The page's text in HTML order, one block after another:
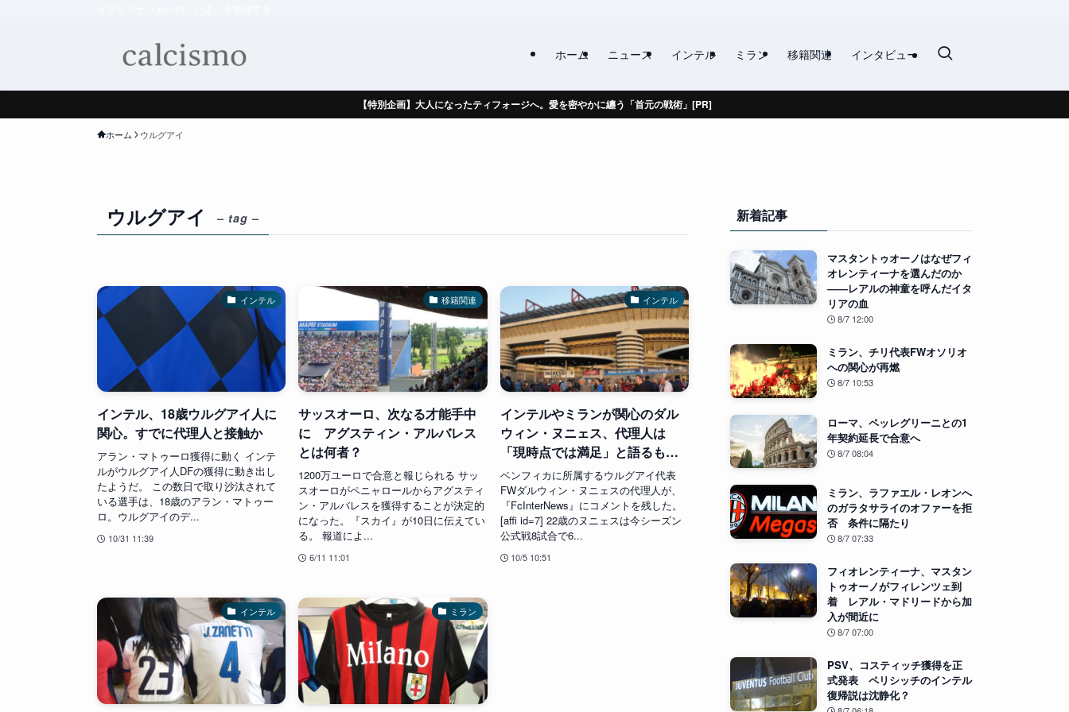
ホーム ニュース インテル ミラン 移籍関連 インタビュー
【特別企画】大人になったティフォージへ。愛を密やかに纏う「首元の戦術」[PR]
ホーム ウルグアイ
ウルグアイ – tag –
インテル
インテル、18歳ウルグアイ人に
関心。すでに代理人と接触か
アラン・マトゥーロ獲得に動く インテ
ルがウルグアイ人DFの獲得に動き出し
たようだ。 この数日で取り沙汰されて
いる選手は、18歳のアラン・マトゥー
ロ。ウルグアイのデ...
10/31 11:39
移籍関連
サッスオーロ、次なる才能手中
に アグスティン・アルバレス
とは何者？
1200万ユーロで合意と報じられる サッ
スオーロがペニャロールからアグスティ
ン・アルバレスを獲得することが決定的
になった。『スカイ』が10日に伝えてい
る。 報道によ...
6/11 11:01
インテル
インテルやミランが関心のダル
ウィン・ヌニェス、代理人は
「現時点では満足」と語るも…
ベンフィカに所属するウルグアイ代表
FWダルウィン・ヌニェスの代理人が、
『FcInterNews』にコメントを残した。
[affi id=7] 22歳のヌニェスは今シーズン
公式戦8試合で6...
10/5 10:51
インテル ミラン
新着記事
マスタントゥオーノはなぜフィ
オレンティーナを選んだのか
――レアルの神童を呼んだイタ
リアの血
8/7 12:00
ミラン、チリ代表FWオソリオ
への関心が再燃
8/7 10:53
ローマ、ペッレグリーニとの1
年契約延長で合意へ
8/7 08:04
ミラン、ラファエル・レオンへ
のガラタサライのオファーを拒
否 条件に隔たり
8/7 07:33
フィオレンティーナ、マスタン
トゥオーノがフィレンツェ到
着 レアル・マドリードから加
入が間近に
8/7 07:00
PSV、コスティッチ獲得を正
式発表 ペリシッチのインテル
復帰説は沈静化？